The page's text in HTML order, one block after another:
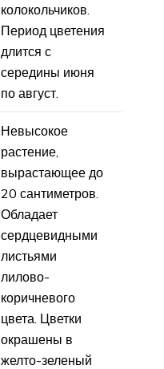
колокольчиков.
Период цветения
длится с
середины июня
по август.
Невысокое
растение,
вырастающее до
20 сантиметров.
Обладает
сердцевидными
листьями
лилово-
коричневого
цвета. Цветки
окрашены в
желто-зеленый